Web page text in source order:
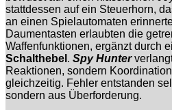
stattdessen auf ein Steuerhorn,
an einen Spielautomaten
Daumentasten erlaubten die
Waffenfunktionen, ergänzt durch
Schalthebel . Spy Hunter
Reaktionen, sondern
gleichzeitig. Fehler entstanden
sondern aus Überforderung.